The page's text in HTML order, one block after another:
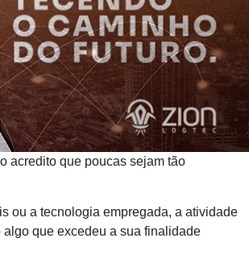
acredito que poucas sejam tão
ou a tecnologia empregada, a atividade
que excedeu a sua finalidade